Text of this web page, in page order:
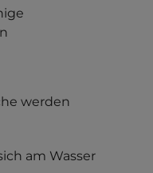
werden
am Wasser